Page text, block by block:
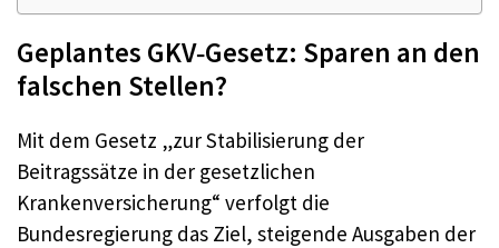
Geplantes GKV‑Gesetz: Sparen an den
falschen Stellen?
Mit dem Gesetz „zur Stabilisierung der
Beitragssätze in der gesetzlichen
Krankenversicherung“ verfolgt die
Bundesregierung das Ziel, steigende Ausgaben der